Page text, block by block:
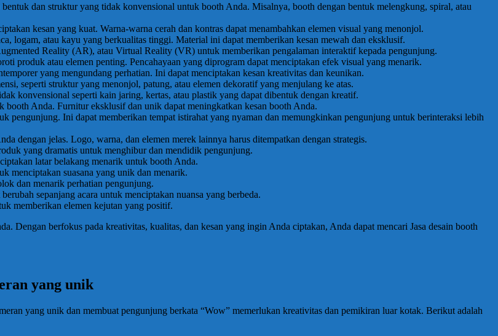
dan struktur yang tidak konvensional untuk booth Anda. Misalnya, booth dengan bentuk melengkung, spiral, atau
kesan yang kuat. Warna-warna cerah dan kontras dapat menambahkan elemen visual yang menonjol.
logam, atau kayu yang berkualitas tinggi. Material ini dapat memberikan kesan mewah dan eksklusif.
Reality (AR), atau Virtual Reality (VR) untuk memberikan pengalaman interaktif kepada pengunjung.
produk atau elemen penting. Pencahayaan yang diprogram dapat menciptakan efek visual yang menarik.
yang mengundang perhatian. Ini dapat menciptakan kesan kreativitas dan keunikan.
seperti struktur yang menonjol, patung, atau elemen dekoratif yang menjulang ke atas.
konvensional seperti kain jaring, kertas, atau plastik yang dapat dibentuk dengan kreatif.
booth Anda. Furnitur eksklusif dan unik dapat meningkatkan kesan booth Anda.
pengunjung. Ini dapat memberikan tempat istirahat yang nyaman dan memungkinkan pengunjung untuk berinteraksi lebih
dengan jelas. Logo, warna, dan elemen merek lainnya harus ditempatkan dengan strategis.
yang dramatis untuk menghibur dan mendidik pengunjung.
latar belakang menarik untuk booth Anda.
menciptakan suasana yang unik dan menarik.
dan menarik perhatian pengunjung.
sepanjang acara untuk menciptakan nuansa yang berbeda.
memberikan elemen kejutan yang positif.
Dengan berfokus pada kreativitas, kualitas, dan kesan yang ingin Anda ciptakan, Anda dapat mencari Jasa desain booth
yang unik
yang unik dan membuat pengunjung berkata “Wow” memerlukan kreativitas dan pemikiran luar kotak. Berikut adalah